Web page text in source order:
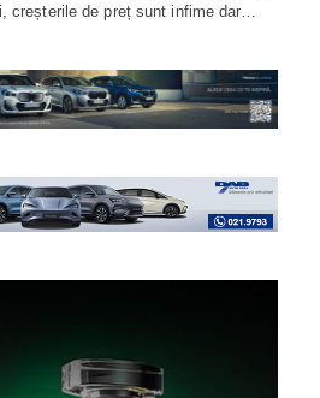
creșterile de preț sunt infime dar…